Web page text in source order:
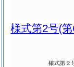
様式第2号(